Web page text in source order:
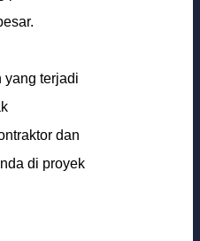
yang terjadi
dan
di proyek